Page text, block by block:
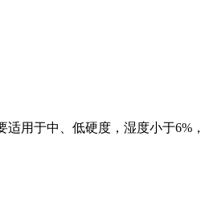
用于中、低硬度，湿度小于